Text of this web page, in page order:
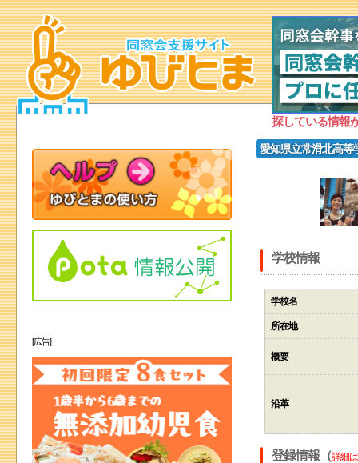
探している情報
愛知県立常滑北高等
学校情報
学校名
所在地
概要
沿革
登録情報（詳細
[広告]